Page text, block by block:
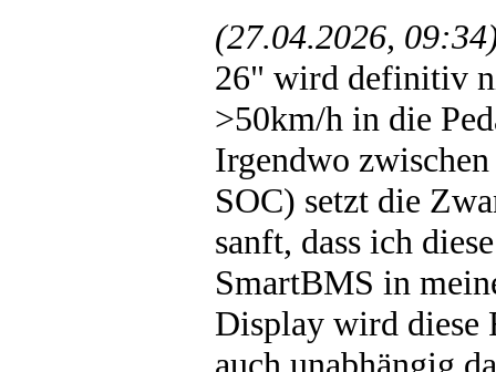
(27.04.2026,
26" wird definitiv
>50km/h in die
Irgendwo
SOC) setzt die
sanft, dass ich
SmartBMS in
Display wird diese